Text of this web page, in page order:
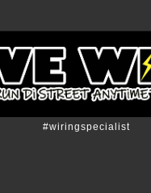
#wiringspecialist